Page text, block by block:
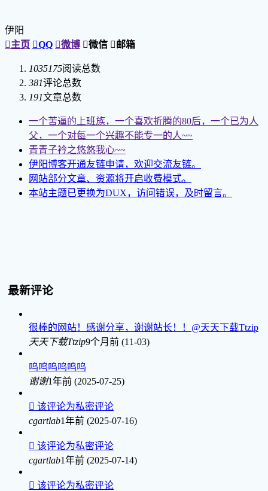
伊阳
主页 QQ 微博 微信 邮箱
1035175阅读总数
381评论总数
191文章总数
一个苦逼的上班族，一个喜欢折腾的80后，一个已为人
父，一个对每一个兴趣不能专一的人~~
青青子衿之悠悠我心~~
伊阳博客开通友链申请，欢迎交流友链。
网站部分文章、资源将开启收费模式。
本站主题已更换为DUX，访问错误，及时留言。
最新评论
很棒的网站！感谢分享，谢谢站长！！@天天下载Ttzip
天天下载Ttzip9个月前 (11-03)
呜呜呜呜呜呜
谢谢1年前 (2025-07-25)
 该评论为私密评论
cgartlab1年前 (2025-07-16)
 该评论为私密评论
cgartlab1年前 (2025-07-14)
 该评论为私密评论